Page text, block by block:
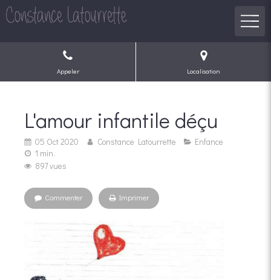
Appeler Localisation
L'amour infantile déçu
05 Oct 2020 Constance Latourrette
Enfance
1 min.
897 vues
Commenter Imprimer